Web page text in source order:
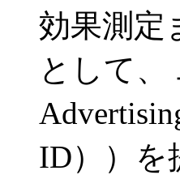
効果測定
として、
ID））を